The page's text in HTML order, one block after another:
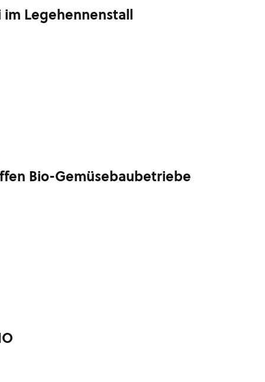
Legehennenstall
Bio-Gemüsebaubetriebe